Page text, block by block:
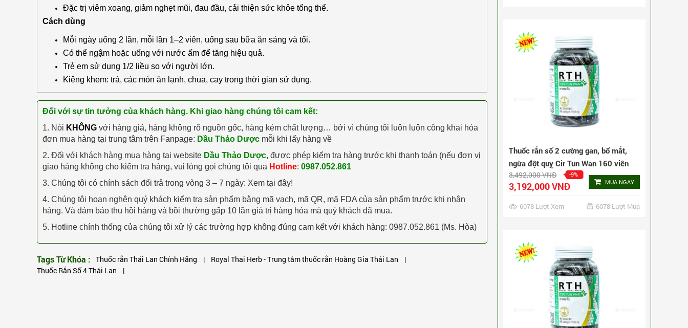
Đặc trị viêm xoang, giảm nghẹt mũi, đau đầu, cải thiện sức khỏe tổng thể.
Cách dùng
Mỗi ngày uống 2 lần, mỗi lần 1–2 viên, uống sau bữa ăn sáng và tối.
Có thể ngậm hoặc uống với nước ấm để tăng hiệu quả.
Trẻ em sử dụng 1/2 liều so với người lớn.
Kiêng khem: trà, các món ăn lạnh, chua, cay trong thời gian sử dụng.
Đối với sự tin tưởng của khách hàng. Khi giao hàng chúng tôi cam kết:
1. Nói KHÔNG với hàng giả, hàng không rõ nguồn gốc, hàng kém chất lượng… bởi vì chúng tôi luôn luôn công khai hóa
đơn mua hàng tại trung tâm trên Fanpage: Dầu Thảo Dược mỗi khi lấy hàng về
2. Đối với khách hàng mua hàng tại website Dầu Thảo Dược, được phép kiểm tra hàng trước khi thanh toán (nếu đơn vị
giao hàng không cho kiểm tra hàng, vui lòng gọi chúng tôi qua Hotline: 0987.052.861
3. Chúng tôi có chính sách đổi trả trong vòng 3 – 7 ngày: Xem tại đây!
4. Chúng tôi hoan nghên quý khách kiểm tra sản phẩm bằng mã vạch, mã QR, mã FDA của sản phẩm trước khi nhận
hàng. Và đảm bảo thu hồi hàng và bồi thường gấp 10 lần giá trị hàng hóa mà quý khách đã mua.
5. Hotline chính thống của chúng tôi xử lý các trường hợp không đúng cam kết với khách hàng: 0987.052.861 (Ms. Hòa)
Tags Từ Khóa : Thuốc rắn Thái Lan Chính Hãng | Royal Thai Herb - Trung tâm thuốc rắn Hoàng Gia Thái Lan |
Thuốc Rắn Số 4 Thái Lan |
Thuốc rắn số 2 cường gan, bổ mắt,
ngừa đột quỵ Cir Tun Wan 160 viên
3,492,000 VNĐ -9%
3,192,000 VNĐ
6078 Lượt Xem 6078 Lượt Mua
Thuốc rắn số 2 cường gan, bổ mắt,
ngừa đột quỵ Cir Tun Wan 240 viên
5,172,000 VNĐ -6%
4,872,000 VNĐ
2904 Lượt Xem 2904 Lượt Mua